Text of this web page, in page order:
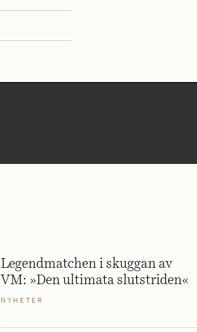
Legendmatchen i skuggan av
VM: »Den ultimata slutstriden«
NYHETER